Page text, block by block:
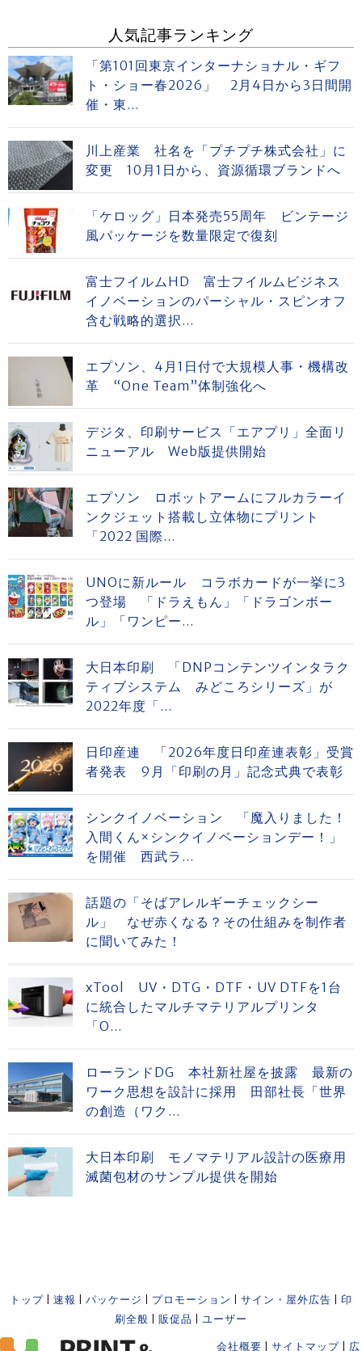
人気記事ランキング
「第101回東京インターナショナル・ギフ
ト・ショー春2026」 2月4日から3日間開
催・東...
川上産業 社名を「プチプチ株式会社」に
変更 10月1日から、資源循環ブランドへ
「ケロッグ」日本発売55周年 ビンテージ
風パッケージを数量限定で復刻
富士フイルムHD 富士フイルムビジネス
イノベーションのパーシャル・スピンオフ
含む戦略的選択...
エプソン、4月1日付で大規模人事・機構改
革 “One Team”体制強化へ
デジタ、印刷サービス「エアプリ」全面リ
ニューアル Web版提供開始
エプソン ロボットアームにフルカラーイ
ンクジェット搭載し立体物にプリント
「2022 国際...
UNOに新ルール コラボカードが一挙に3
つ登場 「ドラえもん」「ドラゴンボー
ル」「ワンピー...
大日本印刷 「DNPコンテンツインタラク
ティブシステム みどころシリーズ」が
2022年度「...
日印産連 「2026年度日印産連表彰」受賞
者発表 9月「印刷の月」記念式典で表彰
シンクイノベーション 「魔入りました！
入間くん×シンクイノベーションデー！」
を開催 西武ラ...
話題の「そばアレルギーチェックシー
ル」 なぜ赤くなる？その仕組みを制作者
に聞いてみた！
xTool UV・DTG・DTF・UV DTFを1台
に統合したマルチマテリアルプリンタ
「O...
ローランドDG 本社新社屋を披露 最新の
ワーク思想を設計に採用 田部社長「世界
の創造（ワク...
大日本印刷 モノマテリアル設計の医療用
滅菌包材のサンプル提供を開始
トップ 速報 パッケージ プロモーション サイン・屋外広告
印
刷全般
販促品 ユーザー
会社概要 サイトマップ 広